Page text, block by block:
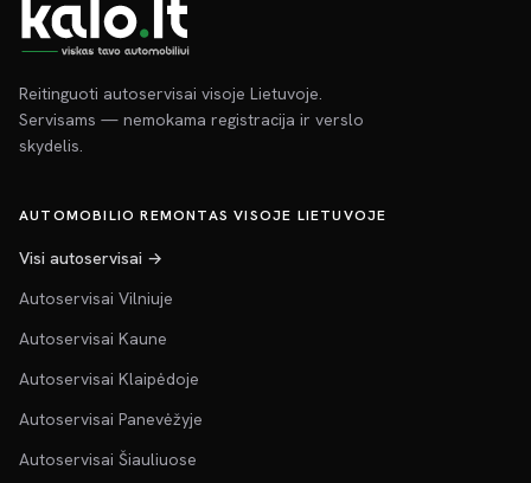
Reitinguoti autoservisai visoje Lietuvoje.
Servisams — nemokama registracija ir verslo
skydelis.
AUTOMOBILIO REMONTAS VISOJE LIETUVOJE
Visi autoservisai →
Autoservisai Vilniuje
Autoservisai Kaune
Autoservisai Klaipėdoje
Autoservisai Panevėžyje
Autoservisai Šiauliuose